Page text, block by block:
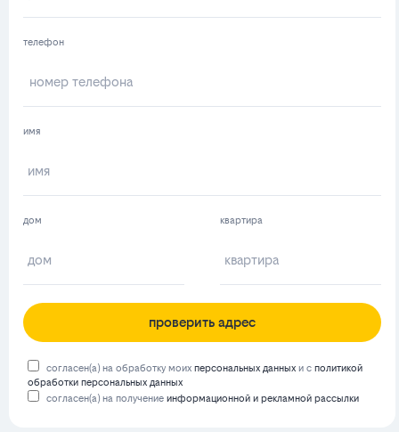
телефон
имя
дом квартира
проверить адрес
согласен(а) на обработку моих персональных данных и с политикой
обработки персональных данных
согласен(а) на получение информационной и рекламной рассылки